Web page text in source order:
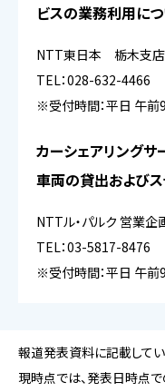
ビスの業務利用に
NTT東日本 栃木支店
TEL：028-632-4466
※受付時間：平日 午
カーシェアリングサ
車両の貸出および
NTTル・パルク 営業企
TEL：03-5817-8476
※受付時間：平日 午
報道発表資料に記載して
現時点では、発表日時点